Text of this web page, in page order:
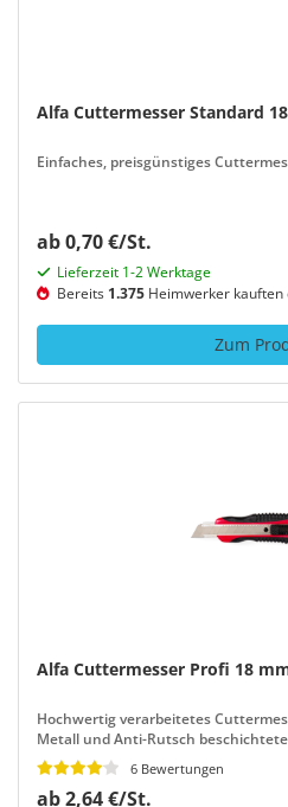
Alfa Cuttermesser Standard
Einfaches, preisgünstiges
ab 0,70 €/St.
Lieferzeit 1-2 Werktage
Bereits 1.375 Heimwerker kauften
Zum
Alfa Cuttermesser Profi 18
Hochwertig verarbeitetes
Metall und Anti-Rutsch
6 Bewertungen
ab 2,64 €/St.